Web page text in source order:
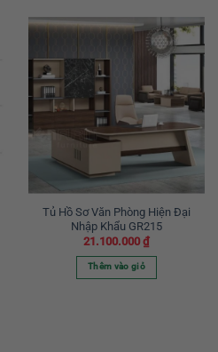
Tủ Hồ Sơ Văn Phòng Hiện Đại
Nhập Khẩu GR215
21.100.000 ₫
Thêm vào giỏ